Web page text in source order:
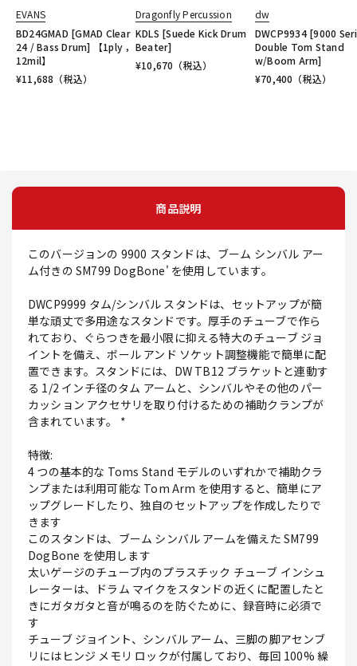
EVANS
BD24GMAD [GMAD Clear
24 / Bass Drum] 【1ply ，
12mil】
¥11,688 （税込）
Dragonfly Percussion
KDLS [Suede Kick Drum
Beater]
¥10,670 （税込）
dw
DWCP9934 [9000
Double Tom Stand
w/Boom Arm]
¥70,400 （税込）
商品説明
このバージョンの 9900 スタンドは、ブーム シンバル アー
ム付きの SM799 DogBone' を使用しています。
DWCP9999 タム/シンバル スタンドは、セットアップが簡
単な頑丈で多用途なスタンドです。厚手のチューブで作ら
れており、ぐらつきを最小限に抑える特大のチューブ ジョ
イントを備え、ボール アンド ソケット調整機能で簡単に配
置できます。スタンドには、DW TB12 ブラケットと連動す
る 1/2 インチ径のタム アームと、シンバルやその他のパー
カッション アクセサリを取り付けるための補助クランプが
含まれています。 *
特徴:
4 つの基本的な Toms Stand モデルのいずれかで補助クラ
ンプまたは利用可能な Tom Arm を使用すると、簡単にア
ップグレードしたり、独自のセットアップを作成したりで
きます
このスタンドは、ブーム シンバル アームを備えた SM799
DogBone を使用します
太いゲージのチューブ内のプラスチック チューブ インシュ
レーターは、ドラム マイクをスタンドの近くに配置したと
きにガタガタと音が鳴るのを防ぐために、録音時に必須で
す
チューブ ジョイント、シンバル アーム、三脚の脚アセンブ
リにはヒンジ メモリ ロックが付属しており、毎回 100% 繰